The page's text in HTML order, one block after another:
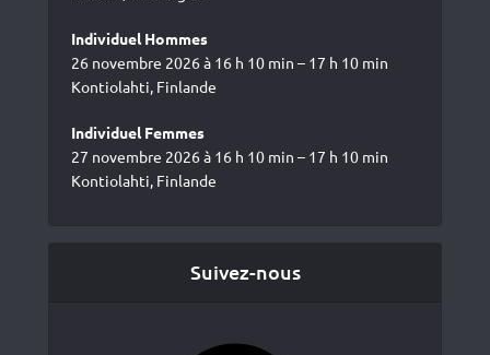
Individuel Hommes
26 novembre 2026 à 16 h 10 min – 17 h 10 min
Kontiolahti, Finlande
Individuel Femmes
27 novembre 2026 à 16 h 10 min – 17 h 10 min
Kontiolahti, Finlande
Suivez-nous